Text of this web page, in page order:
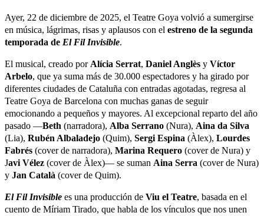
Ayer, 22 de diciembre de 2025, el Teatre Goya volvió a sumergirse
en música, lágrimas, risas y aplausos con el estreno de la segunda
temporada de El Fil Invisible.
El musical, creado por Alícia Serrat, Daniel Anglès y Víctor
Arbelo, que ya suma más de 30.000 espectadores y ha girado por
diferentes ciudades de Cataluña con entradas agotadas, regresa al
Teatre Goya de Barcelona con muchas ganas de seguir
emocionando a pequeños y mayores. Al excepcional reparto del año
pasado —Beth (narradora), Alba Serrano (Nura), Aina da Silva
(Lia), Rubén Albaladejo (Quim), Sergi Espina (Àlex), Lourdes
Fabrés (cover de narradora), Marina Requero (cover de Nura) y
Javi Vélez (cover de Àlex)— se suman Aina Serra (cover de Nura)
y Jan Català (cover de Quim).
El Fil Invisible es una producción de Viu el Teatre, basada en el
cuento de Míriam Tirado, que habla de los vínculos que nos unen